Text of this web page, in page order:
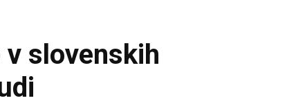
slovenskih